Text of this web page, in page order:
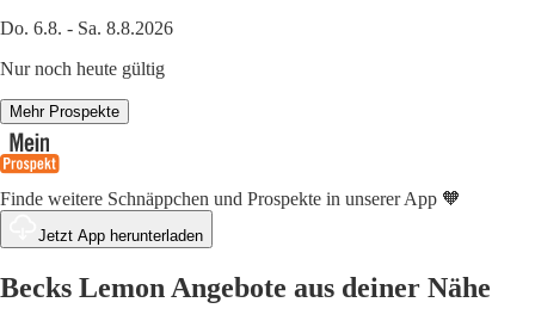
Do. 6.8. - Sa. 8.8.2026
Nur noch heute gültig
Mehr Prospekte
Finde weitere Schnäppchen und Prospekte in unserer App 🧡
Jetzt App herunterladen
Becks Lemon Angebote aus deiner Nähe